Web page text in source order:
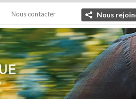
Nous contacter Nous